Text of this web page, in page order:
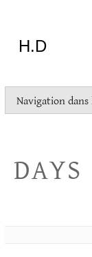
H.D
tout
essayer
Navigation dans